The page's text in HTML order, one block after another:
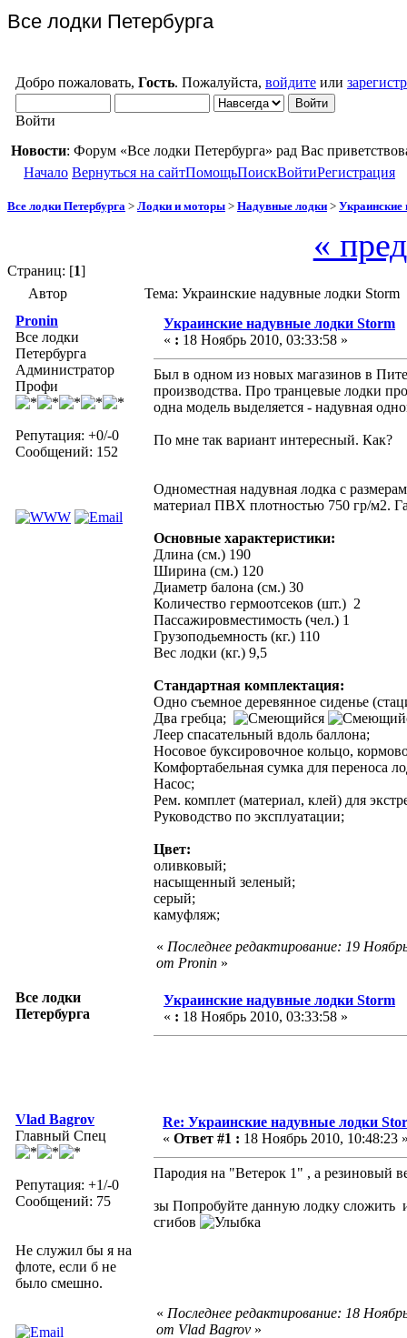
Все лодки Петербурга
Добро пожаловать, Гость. Пожалуйста, войдите или
Войти
Новости: Форум «Все лодки Петербурга» рад Вас
Начало Вернуться на сайтПомощьПоискВойтиРегистрация
Все лодки Петербурга > Лодки и моторы > Надувные лодки > Украинские
Страниц: [1]
«
Автор
Тема: Украинские надувные лодки Storm
Pronin
Все лодки
Петербурга
Администратор
Профи
Репутация: +0/-0
Сообщений: 152
Украинские надувные лодки Storm
« : 18 Ноябрь 2010, 03:33:58 »
Был в одном из новых магазинов в
производства. Про транцевые лодки
одна модель выделяется - надувная
По мне так вариант интересный. Как?
Одноместная надувная лодка с
материал ПВХ плотностью 750 гр/м2.
Основные характеристики:
Длина (см.) 190
Ширина (см.) 120
Диаметр балона (см.) 30
Количество
Пасcажировместимость (чел.) 1
Грузоподьемность (кг.) 110
Вес лодки (кг.) 9,5
Стандартная комплектация:
Одно съемное деревянное сиденье
Два гребца;
Леер спасательный вдоль баллона;
Носовое буксировочное кольцо,
Комфортабельная сумка для переноса
Насос;
Рем. комплет (материал, клей) для
Руководство по эксплуатации;
Цвет:
оливковый;
насыщенный зеленый;
серый;
камуфляж;
« Последнее редактирование: 19
от Pronin »
Все лодки
Петербурга
Украинские надувные лодки Storm
« : 18 Ноябрь 2010, 03:33:58 »
Vlad Bagrov
Главный Спец
Репутация: +1/-0
Сообщений: 75
Не служил бы я на
флоте, если б не
было смешно.
Re: Украинские надувные лодки
« Ответ #1 : 18 Ноябрь 2010, 10:48:23
Пародия на "Ветерок 1" , а резиновый
зы Попробуйте данную лодку сложить
сгибов
« Последнее редактирование: 18
от Vlad Bagrov »